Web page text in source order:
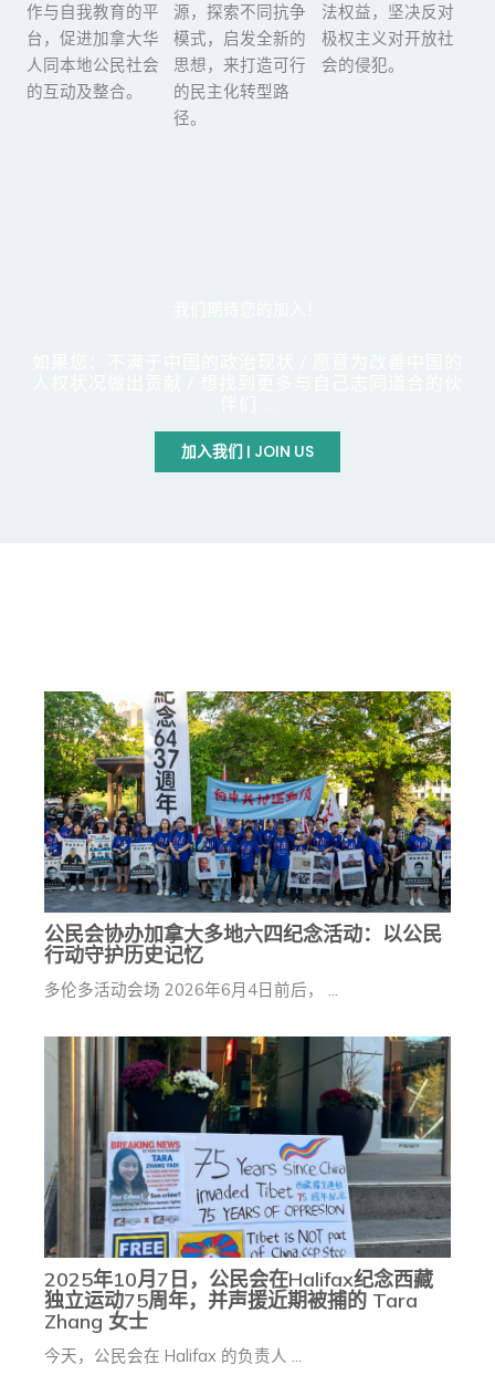
作与自我教育的平
台，促进加拿大华
人同本地公民社会
的互动及整合。
源，探索不同抗争
模式，启发全新的
思想，来打造可行
的民主化转型路
径。
法权益，坚决反对
极权主义对开放社
会的侵犯。
加入我们 | JOIN US
最新动向 | LATEST UPDATE
公民会协办加拿大多地六四纪念活动：以公民
行动守护历史记忆
多伦多活动会场 2026年6月4日前后， ...
2025年10月7日，公民会在Halifax纪念西藏
独立运动75周年，并声援近期被捕的 Tara
Zhang 女士
今天，公民会在 Halifax 的负责人 ...